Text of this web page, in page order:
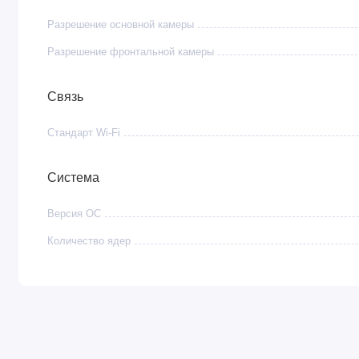
●
доступном устройстве.
Разрешение основной камеры
Разрешение фронтальной камеры
Связь
Стандарт Wi-Fi
Система
Версия ОС
Количество ядер